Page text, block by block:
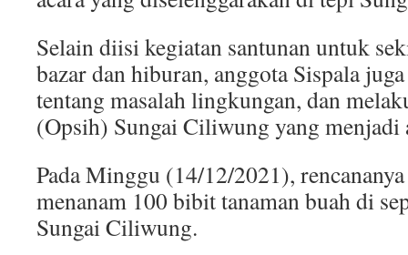
Selain diisi kegiatan santunan untuk
bazar dan hiburan, anggota Sispala
tentang masalah lingkungan, dan
(Opsih) Sungai Ciliwung yang menjadi
Pada Minggu (14/12/2021),
menanam 100 bibit tanaman buah di
Sungai Ciliwung.